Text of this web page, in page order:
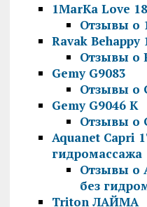
1MarKa Love
Отзывы о
Ravak Behappy
Отзывы о
Gemy G9083
Отзывы о
Gemy G9046 K
Отзывы о
Aquanet Capri
гидромассажа
Отзывы о
без
Triton ЛАЙМА